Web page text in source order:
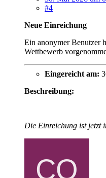
#4
Neue Einreichung
Ein anonymer Benutzer
Wettbewerb
Eingereicht am:
Beschreibung:
Die Einreichung ist jetzt